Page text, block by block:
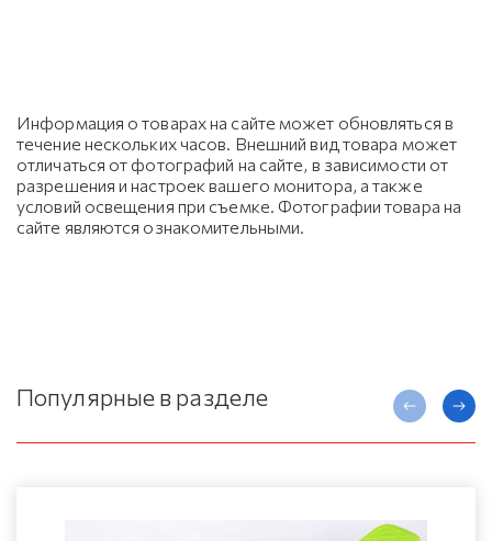
Информация о товарах на сайте может обновляться в
течение нескольких часов. Внешний вид товара может
отличаться от фотографий на сайте, в зависимости от
разрешения и настроек вашего монитора, а также
условий освещения при съемке. Фотографии товара на
сайте являются ознакомительными.
Популярные в разделе